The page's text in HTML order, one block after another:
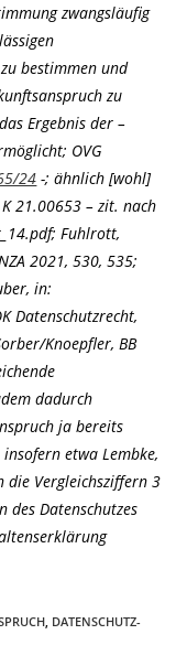
zwangsläufig
bestimmen und
zu
Ergebnis der –
OVG
24 -; ähnlich [wohl]
21.00653 – zit. nach
Fuhlrott,
2021, 530, 535;
in:
Datenschutzrecht,
Knoepfler, BB
dadurch
ja bereits
etwa Lembke,
die Vergleichsziffern 3
des Datenschutzes
DATENSCHUTZ-